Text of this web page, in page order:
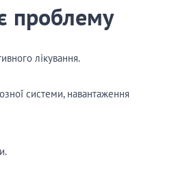
проблему
лікування.
системи, навантаження